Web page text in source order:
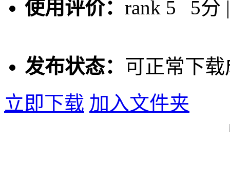
使用评价： 5分
发布状态： 可正常下
立即下载 加入文件夹